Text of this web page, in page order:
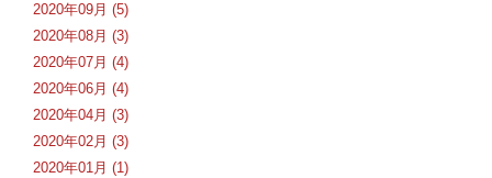
2020年09月 (5)
2020年08月 (3)
2020年07月 (4)
2020年06月 (4)
2020年04月 (3)
2020年02月 (3)
2020年01月 (1)